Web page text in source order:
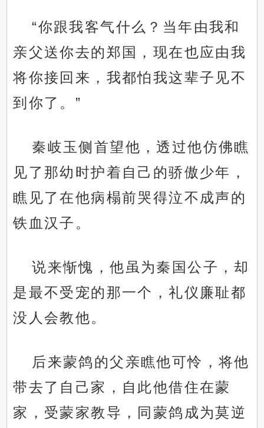
“你跟我客气什么？当年由我和
亲父送你去的郑国，现在也应由我
将你接回来，我都怕我这辈子见不
到你了。”
秦岐玉侧首望他，透过他仿佛瞧
见了那幼时护着自己的骄傲少年，
瞧见了在他病榻前哭得泣不成声的
铁血汉子。
说来惭愧，他虽为秦国公子，却
是最不受宠的那一个，礼仪廉耻都
没人会教他。
后来蒙鸽的父亲瞧他可怜，将他
带去了自己家，自此他借住在蒙
家，受蒙家教导，同蒙鸽成为莫逆